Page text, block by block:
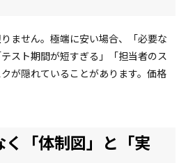
ません。極端に安い場合、「必要な
スト期間が短すぎる」「担当者のス
が隠れていることがあります。価格
「体制図」と「実